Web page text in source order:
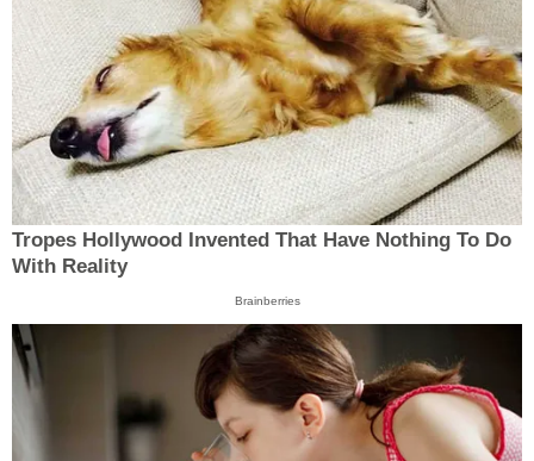
Tropes Hollywood Invented That Have Nothing To Do
With Reality
Brainberries